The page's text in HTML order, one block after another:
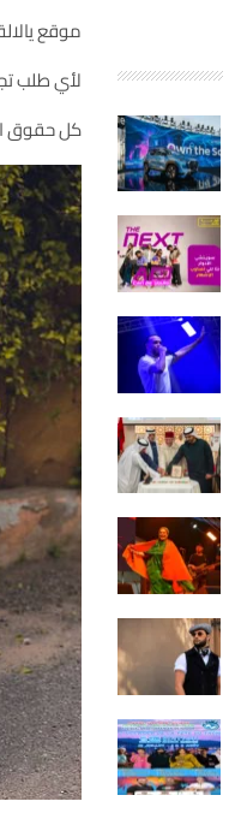
موقع
لأي طلب
كل حقوق